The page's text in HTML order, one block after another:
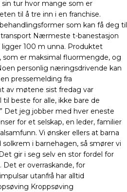
sin tur hvor mange som er
til å tre inn i en franchise.
som kan få deg til
Nærmeste t-banestasjon
ligger 100 m unna. Produktet
som er maksimal fluormengde, og
personlig næringsdrivende kan
pressemelding fra
av møtene sist fredag var
til beste for alle, ikke bare de
Det jeg jobber med hver eneste
for et selskap, en leder, familier
Vi ønsker ellers at barna
i barnehagen, så smører vi
gir i seg selv en stor fordel for
Det er overraskande, for
utanfrå har alltid
Kroppsøving